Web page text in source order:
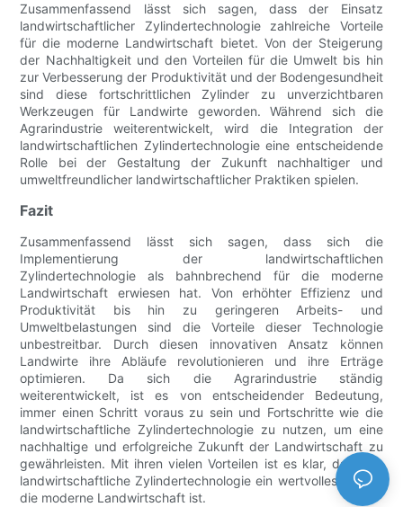
Zusammenfassend lässt sich sagen, dass der Einsatz
landwirtschaftlicher Zylindertechnologie zahlreiche Vorteile
für die moderne Landwirtschaft bietet. Von der Steigerung
der Nachhaltigkeit und den Vorteilen für die Umwelt bis hin
zur Verbesserung der Produktivität und der Bodengesundheit
sind diese fortschrittlichen Zylinder zu unverzichtbaren
Werkzeugen für Landwirte geworden. Während sich die
Agrarindustrie weiterentwickelt, wird die Integration der
landwirtschaftlichen Zylindertechnologie eine entscheidende
Rolle bei der Gestaltung der Zukunft nachhaltiger und
umweltfreundlicher landwirtschaftlicher Praktiken spielen.
Fazit
Zusammenfassend lässt sich sagen, dass sich die
Implementierung der landwirtschaftlichen
Zylindertechnologie als bahnbrechend für die moderne
Landwirtschaft erwiesen hat. Von erhöhter Effizienz und
Produktivität bis hin zu geringeren Arbeits- und
Umweltbelastungen sind die Vorteile dieser Technologie
unbestreitbar. Durch diesen innovativen Ansatz können
Landwirte ihre Abläufe revolutionieren und ihre Erträge
optimieren. Da sich die Agrarindustrie ständig
weiterentwickelt, ist es von entscheidender Bedeutung,
immer einen Schritt voraus zu sein und Fortschritte wie die
landwirtschaftliche Zylindertechnologie zu nutzen, um eine
nachhaltige und erfolgreiche Zukunft der Landwirtschaft zu
gewährleisten. Mit ihren vielen Vorteilen ist es klar, dass die
landwirtschaftliche Zylindertechnologie ein wertvolles Gut für
die moderne Landwirtschaft ist.